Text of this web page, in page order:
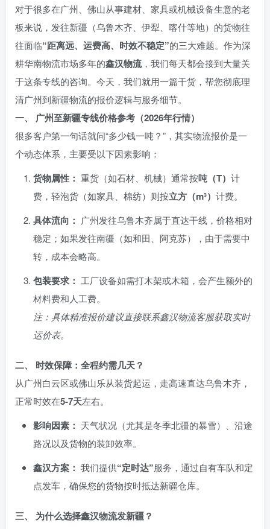
对于很多在广州、佛山从事建材、家具或机械设备生意的老
板来说，发往新疆（乌鲁木齐、伊犁、喀什等地）的货物往
往面临“距离远、运费高、时效不稳定”的三大难题。作为深
耕华南物流市场多年的鑫汉物流，我们每天都会接到大量关
于这条专线的咨询。今天，我们就用一篇干货，帮您彻底理
清广州到新疆物流的报价逻辑与服务细节。
一、 广州至新疆专线价格参考（2026年行情）
很多客户第一句话就问“多少钱一吨？”，其实物流报价是一
个动态体系，主要受以下因素影响：
货物属性： 重货（如石材、机械）通常按吨（T） 计
费，轻泡货（如家具、棉纺）则按立方（m³） 计费。
具体流向： 广州发往乌鲁木齐属于直达干线，价格相对
稳定；如果发往南疆（如和田、阿克苏），由于需要中
转，成本会略高。
包装要求： 工厂设备如需打木架或木箱，会产生额外的
材料费和人工费。
注：具体精准报价建议直接联系鑫汉物流客服获取实时
运价表。
二、 时效保障：全程约需几天？
从广州白云区或佛山乐从装货起运，走高速直达乌鲁木齐，
正常时效在5-7天左右。
影响因素： 天气状况（尤其是冬季北疆的暴雪）、沿途
路况以及货物的装卸效率。
鑫汉方案： 我们提供“定时达”服务，通过自有车队和定
点发车，确保您的货物按时抵达新疆仓库。
三、 为什么选择鑫汉物流发新疆？